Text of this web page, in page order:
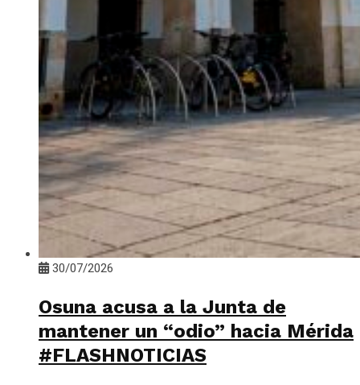
30/07/2026
Osuna acusa a la Junta de
mantener un “odio” hacia Mérida
#FLASHNOTICIAS